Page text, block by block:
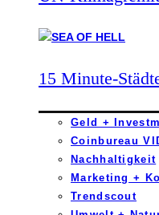
15 Minute-
Geld +
Coinbureau
Nachhaltigkeit
Marketing +
Trendscout